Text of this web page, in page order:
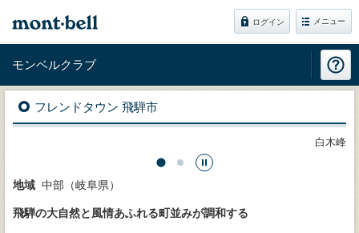
ログイン メニュー
モンベルクラブ
フレンドタウン 飛騨市
白木峰
地域 中部（岐阜県）
飛騨の大自然と風情あふれる町並みが調和する